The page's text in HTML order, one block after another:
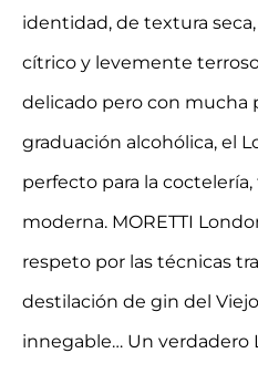
identidad, de textura
cítrico y levemente
delicado pero con mucha
graduación alcohólica, el
perfecto para la
moderna. MORETTI
respeto por las técnicas
destilación de gin del
innegable… Un verdadero